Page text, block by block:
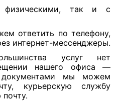
так и с
ответить по телефону,
интернет-мессенджеры.
услуг нет
нашего офиса —
мы можем
курьерскую службу